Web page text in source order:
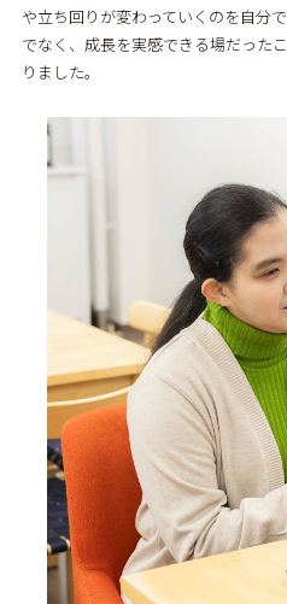
や立ち回りが変わっていくのを自分
でなく、成長を実感できる場だった
りました。